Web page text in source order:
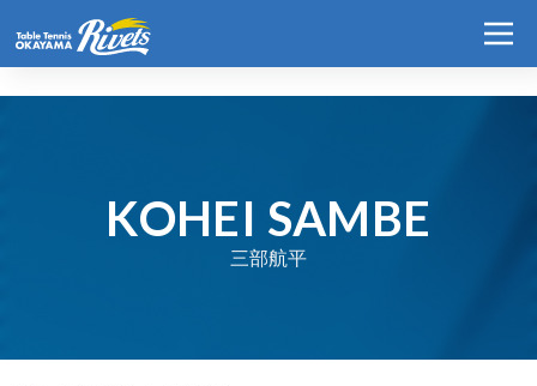
KOHEI SAMBE
三部航平